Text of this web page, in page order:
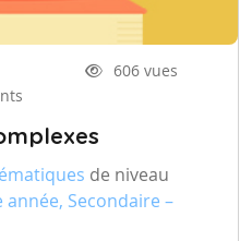
606 vues
de niveau
année, Secondaire –